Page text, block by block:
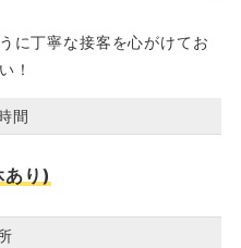
に丁寧な接客を心がけてお
！
間
あり)